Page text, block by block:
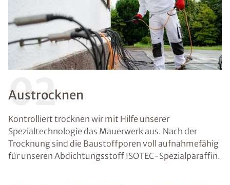
02
Austrocknen
Kontrolliert trocknen wir mit Hilfe unserer
Spezialtechnologie das Mauerwerk aus. Nach der
Trocknung sind die Baustoffporen voll aufnahmefähig
für unseren Abdichtungsstoff ISOTEC-Spezialparaffin.